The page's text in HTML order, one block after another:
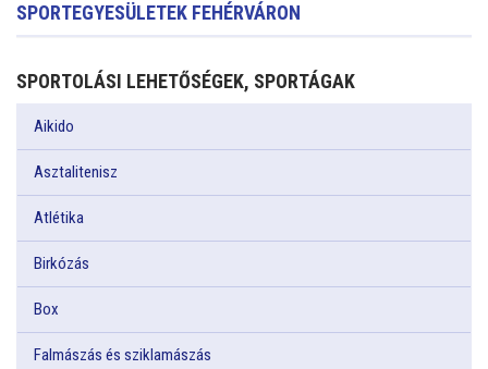
SPORTEGYESÜLETEK FEHÉRVÁRON
SPORTOLÁSI LEHETŐSÉGEK, SPORTÁGAK
Aikido
Asztalitenisz
Atlétika
Birkózás
Box
Falmászás és sziklamászás